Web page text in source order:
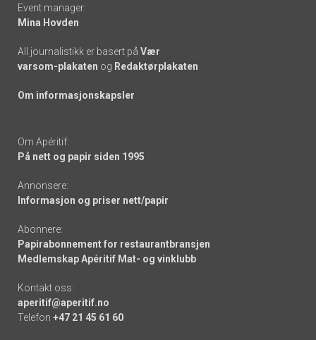
Event manager:
Mina Hovden
All journalistikk er basert på Vær
varsom-plakaten og Redaktørplakaten
Om informasjonskapsler
Om Apéritif:
På nett og papir siden 1995
Annonsere:
Informasjon og priser nett/papir
Abonnere:
Papirabonnement for restaurantbransjen
Medlemskap Apéritif Mat- og vinklubb
Kontakt oss:
aperitif@aperitif.no
Telefon +47 21 45 61 60